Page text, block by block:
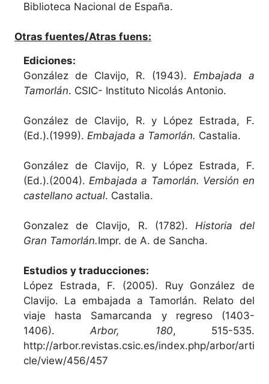
Biblioteca Nacional de España.
Otras fuentes/Atras fuens:
Ediciones:
González de Clavijo, R. (1943). Embajada a
Tamorlán. CSIC- Instituto Nicolás Antonio.
González de Clavijo, R. y López Estrada, F.
(Ed.).(1999). Embajada a Tamorlán. Castalia.
González de Clavijo, R. y López Estrada, F.
(Ed.).(2004).Embajada a Tamorlán. Versión en
castellano actual. Castalia.
Gonzalez de Clavijo, R. (1782). Historia del
Gran Tamorlán.Impr. de A. de Sancha.
Estudios y traducciones:
López Estrada, F. (2005). Ruy González de
Clavijo. La embajada a Tamorlán. Relato del
viaje hasta Samarcanda y regreso (1403-
1406).Arbor, 180, 515-535.
http://arbor.revistas.csic.es/index.php/arbor/arti
cle/view/456/457